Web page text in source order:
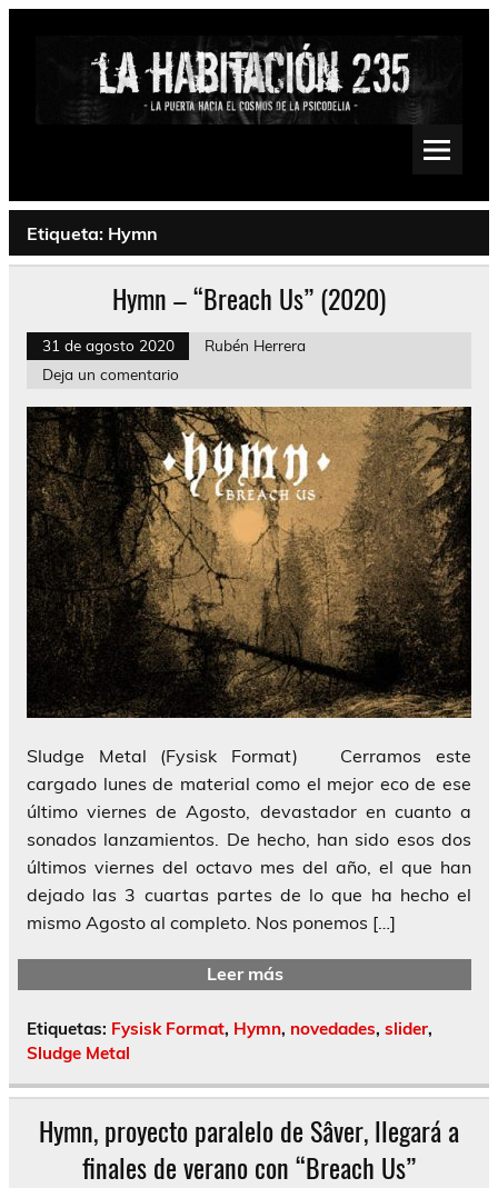
Saltar
Psychedelic, Stoner, Doom, Sludge, Fuzz, Space, Drone
Etiqueta: Hymn
Hymn – “Breach Us” (2020)
31 de agosto 2020
Rubén Herrera
Deja un comentario
Sludge Metal (Fysisk Format) Cerramos este
cargado lunes de material como el mejor eco de ese
último viernes de Agosto, devastador en cuanto a
sonados lanzamientos. De hecho, han sido esos dos
últimos viernes del octavo mes del año, el que han
dejado las 3 cuartas partes de lo que ha hecho el
mismo Agosto al completo. Nos ponemos […]
Leer más
Etiquetas: Fysisk Format, Hymn, novedades, slider,
Sludge Metal
Hymn, proyecto paralelo de Sâver, llegará a
finales de verano con “Breach Us”